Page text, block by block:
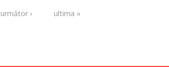
următor › ultima »